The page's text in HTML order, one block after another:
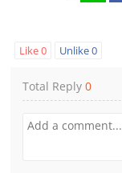
Like0 Unlike0
Total Reply0